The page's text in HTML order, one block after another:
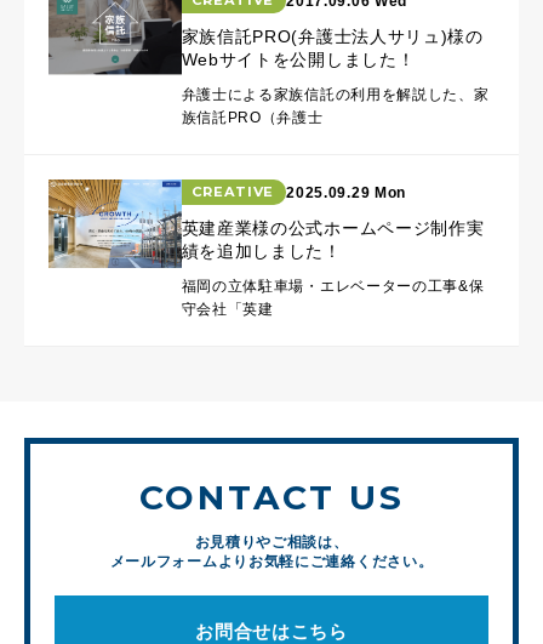
家族信託PRO(弁護士法人サリュ)様の
Webサイトを公開しました！
弁護士による家族信託の利用を解説した、家
族信託PRO（弁護士
CREATIVE 2025.09.29 Mon
英建産業様の公式ホームページ制作実
績を追加しました！
福岡の立体駐車場・エレベーターの工事&保
守会社「英建
CONTACT US
お見積りやご相談は、
メールフォームよりお気軽にご連絡ください。
お問合せはこちら